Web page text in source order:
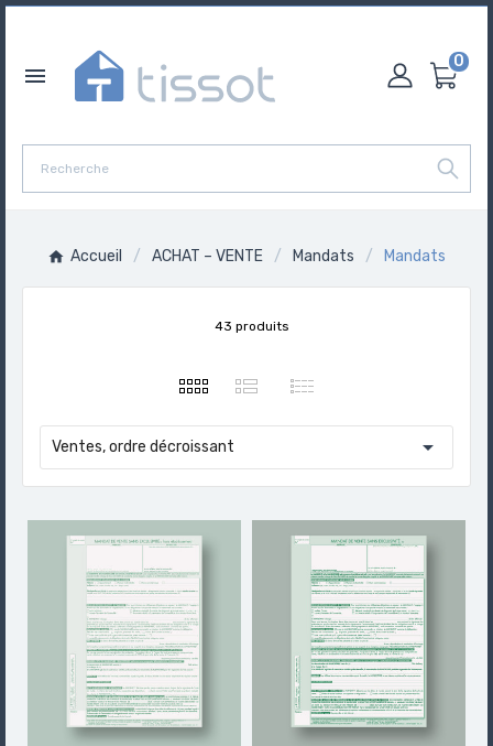

0
Accueil ACHAT – VENTE Mandats Mandats
43 produits
Ventes, ordre décroissant 